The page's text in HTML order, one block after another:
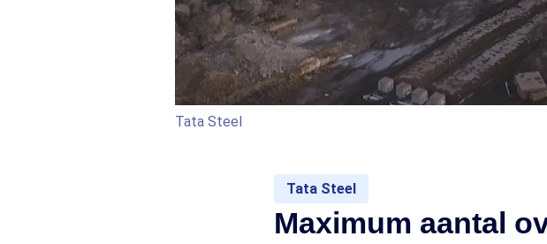
Tata Steel
Tata Steel
Maximum aantal